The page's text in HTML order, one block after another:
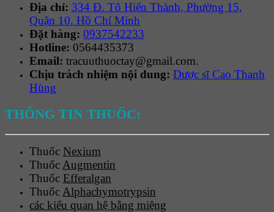
Địa chỉ: 334 Đ. Tô Hiến Thành, Phường 15,
Quận 10, Hồ Chí Minh
Đặt hàng: 0937542233
Hotline: 0564435373
Email: tracuuthuoctay@gmail.com.
Chịu trách nhiệm nội dung: Dược sĩ Cao Thanh
Hùng
THÔNG TIN THUỐC:
Thuốc Nexium
Thuốc Augmentin
Thuốc Efferalgan
Thuốc Alphachymotrypsin
các kiểu quan hệ bằng miệng